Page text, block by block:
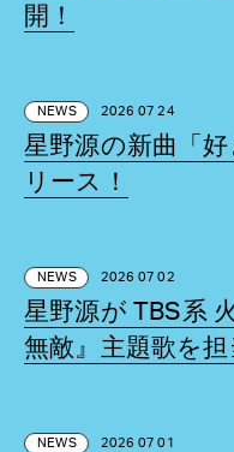
開！
NEWS 2026 07 24
星野源の新曲「
リース！
NEWS 2026 07 02
星野源が TBS系
無敵』主題歌を担
NEWS 2026 07 01